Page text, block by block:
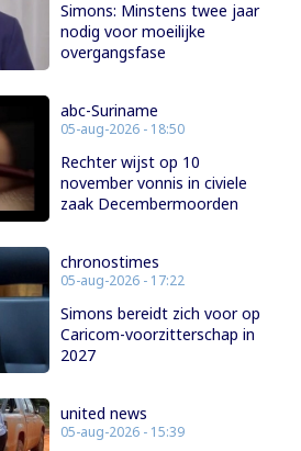
Simons: Minstens twee jaar
nodig voor moeilijke
overgangsfase
abc-Suriname
05-aug-2026 - 18:50
Rechter wijst op 10
november vonnis in civiele
zaak Decembermoorden
chronostimes
05-aug-2026 - 17:22
Simons bereidt zich voor op
Caricom-voorzitterschap in
2027
united news
05-aug-2026 - 15:39